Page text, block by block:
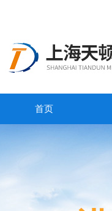
首页